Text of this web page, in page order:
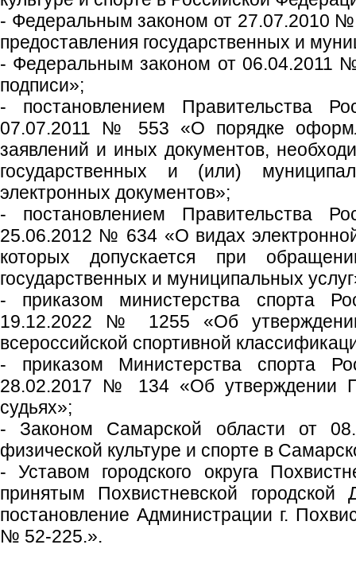
- Федеральным законом от 27.07.2010
предоставления государственных и
- Федеральным законом от 06.04.2011
подписи»;
- постановлением Правительства
07.07.2011 № 553 «О порядке
заявлений и иных документов,
государственных и (или)
электронных документов»;
- постановлением Правительства
25.06.2012 № 634 «О видах
которых допускается при
государственных и муниципальных
- приказом министерства спорта
19.12.2022 № 1255 «Об
всероссийской спортивной
- приказом Министерства спорта
28.02.2017 № 134 «Об утверждении
судьях»;
- Законом Самарской области от
физической культуре и спорте в
- Уставом городского округа
принятым Похвистневской
постановление Администрации г.
№ 52-225.».